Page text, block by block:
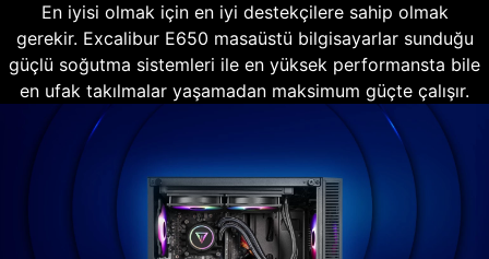
En iyisi olmak için en iyi destekçilere sahip olmak
gerekir. Excalibur E650 masaüstü bilgisayarlar sunduğu
güçlü soğutma sistemleri ile en yüksek performansta bile
en ufak takılmalar yaşamadan maksimum güçte çalışır.